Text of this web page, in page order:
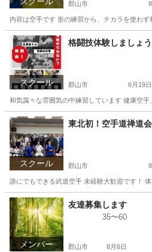
郡山市
内容は空手です 形の練習から、チカラを使わ
福島 郡山市 空手/他格闘技 護身術
スクール
格闘技体験しましょう
郡山市 6月19日
和気藹々な雰囲気の中練習しています 健康空
福島 郡山市 空手/他格闘技 格闘技
スクール
東北初！空手道禅道
郡山市
誰にでもできる武道空手 未経験大歓迎です！
福島 郡山市 空手/他格闘技
メンバー
友達募集します
35〜60
郡山市 8月6日